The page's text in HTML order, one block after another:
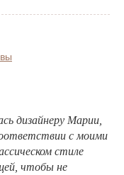
дизайнеру Марии,
с моими
стиле
чтобы не